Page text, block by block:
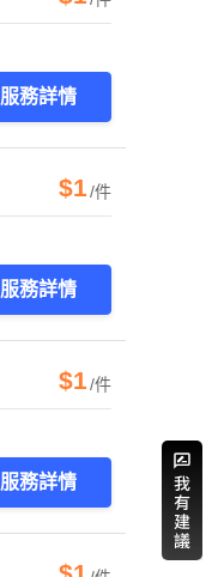
服務詳情
$1/件
服務詳情
$1/件
服務詳情